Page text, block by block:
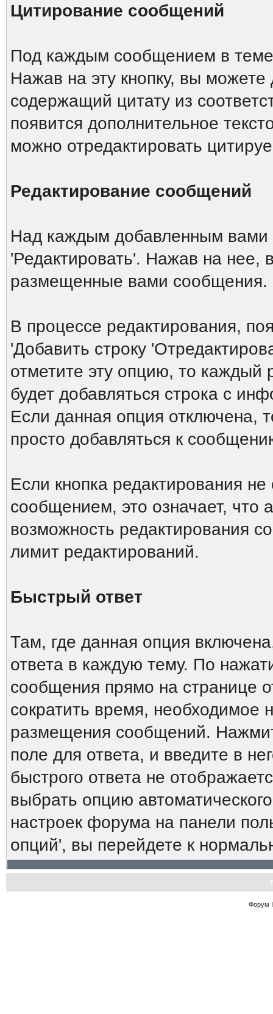
Цитирование сообщений
Под каждым сообщением в
Нажав на эту кнопку, вы
содержащий цитату из
появится дополнительное
можно отредактировать
Редактирование сообщений
Над каждым добавленным вами
'Редактировать'. Нажав на нее,
размещенные вами сообщения.
В процессе редактирования,
'Добавить строку
отметите эту опцию, то каждый
будет добавляться строка с
Если данная опция отключена,
просто добавляться к
Если кнопка редактирования
сообщением, это означает, что
возможность редактирования
лимит редактирований.
Быстрый ответ
Там, где данная опция
ответа в каждую тему. По
сообщения прямо на странице
сократить время, необходимое
размещения сообщений.
поле для ответа, и введите в
быстрого ответа не
выбрать опцию
настроек форума на панели
опций', вы перейдете к
Форум